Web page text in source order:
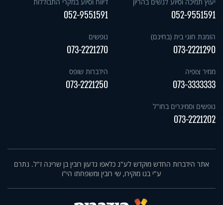
052-9551591
052-9551591
הזמנת חוגי בית (בחינם)
073-2221290
נופשים
073-2221270
ממיר צופיה
073-3333333
הידברות שופס
073-2221250
נופשים וסמינרים בחו"ל
073-2221202
אתר הידברות החדש מוקדש לע"נ כלאפו גדעון רובין בן שרינה ז"ל. נתרם
ע"י בנו מוקירו, שי רובין ומשפחתו הי"ו